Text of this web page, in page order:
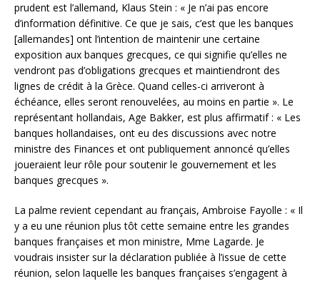
prudent est l’allemand, Klaus Stein : « Je n’ai pas encore
d’information définitive. Ce que je sais, c’est que les banques
[allemandes] ont l’intention de maintenir une certaine
exposition aux banques grecques, ce qui signifie qu’elles ne
vendront pas d’obligations grecques et maintiendront des
lignes de crédit à la Grèce. Quand celles-ci arriveront à
échéance, elles seront renouvelées, au moins en partie ». Le
représentant hollandais, Age Bakker, est plus affirmatif : « Les
banques hollandaises, ont eu des discussions avec notre
ministre des Finances et ont publiquement annoncé qu’elles
joueraient leur rôle pour soutenir le gouvernement et les
banques grecques ».
La palme revient cependant au français, Ambroise Fayolle : « Il
y a eu une réunion plus tôt cette semaine entre les grandes
banques françaises et mon ministre, Mme Lagarde. Je
voudrais insister sur la déclaration publiée à l’issue de cette
réunion, selon laquelle les banques françaises s’engagent à